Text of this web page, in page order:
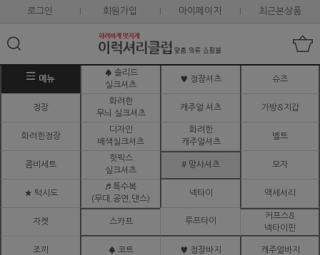
로그인 회원가입 마이페이지 최근본상품
메뉴
♠ 솔리드
실크셔츠
♥ 정장셔츠 슈즈
정장
화려한
무늬 실크셔츠
캐주얼 셔츠 가방&지갑
화려한정장
디자인
배색실크셔츠
화려한
캐주얼셔츠
벨트
콤비세트
핫픽스
실크셔츠
# 망사셔츠 모자
★ 턱시도
♬ 특수복
(무대.공연,댄스)
넥타이 액세서리
자켓 스카프 루프타이
커프스&
넥타이핀
조끼 ♠ 코트 ♥ 정장바지 캐주얼바지